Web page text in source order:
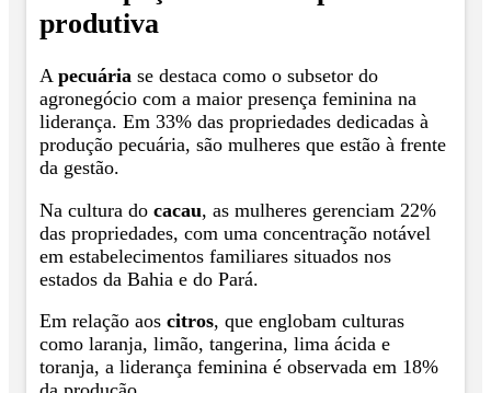
produtiva
A pecuária se destaca como o subsetor do
agronegócio com a maior presença feminina na
liderança. Em 33% das propriedades dedicadas à
produção pecuária, são mulheres que estão à frente
da gestão.
Na cultura do cacau, as mulheres gerenciam 22%
das propriedades, com uma concentração notável
em estabelecimentos familiares situados nos
estados da Bahia e do Pará.
Em relação aos citros, que englobam culturas
como laranja, limão, tangerina, lima ácida e
toranja, a liderança feminina é observada em 18%